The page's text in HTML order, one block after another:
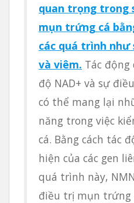
quan trọng trong
mụn trứng cá
các quá trình như
và viêm. Tác động
độ NAD+ và sự
có thể mang lại
năng trong việc
cá. Bằng cách tác
hiện của các gen
quá trình này,
điều trị mụn trứng